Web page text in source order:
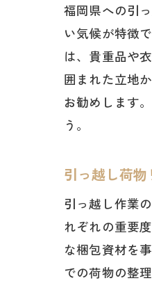
福岡県への引
い気候が特徴
は、貴重品や
囲まれた立地
お勧めします
う。
引っ越し荷
引っ越し作業
れぞれの重要
な梱包資材を
での荷物の整